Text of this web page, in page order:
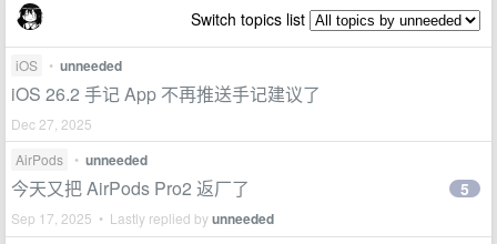
Switch topics list
iOS • unneeded
iOS 26.2 手记 App 不再推送手记建议了
Dec 27, 2025
AirPods
• unneeded
今天又把 AirPods Pro2 返厂了
Sep 17, 2025 • Lastly replied byunneeded
5